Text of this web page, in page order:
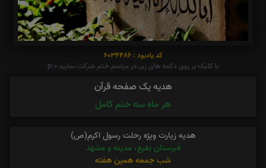
کد یادبود : 6034486
با کلیک بر روی دکمه های زیر،در مراسم ختم شرکت نمایید p:0
هدیه یک صفحه قرآن
هر ماه سه ختم کامل
هدیه زیارت ویژه رحلت رسول اکرم(ص)
قبرستان بقیع، مدینه و مشهد
شب جمعه همین هفته